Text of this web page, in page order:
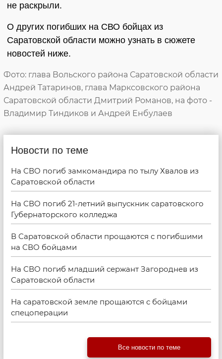
не раскрыли.
О других погибших на СВО бойцах из
Саратовской области можно узнать в сюжете
новостей ниже.
Фото: глава Вольского района Саратовской области
Андрей Татаринов, глава Марксовского района
Саратовской области Дмитрий Романов, на фото -
Владимир Тиндиков и Андрей Енбулаев
Новости по теме
На СВО погиб замкомандира по тылу Хвалов из
Саратовской области
На СВО погиб 21-летний выпускник саратовского
Губернаторского колледжа
В Саратовской области прощаются с погибшими
на СВО бойцами
На СВО погиб младший сержант Загороднев из
Саратовской области
На саратовской земле прощаются с бойцами
спецоперации
Все новости по теме